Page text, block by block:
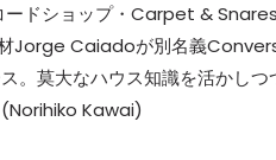
ドショップ・Carpet &
Jorge Caiadoが別名義
。莫大なハウス知識を活かし
(Norihiko Kawai)